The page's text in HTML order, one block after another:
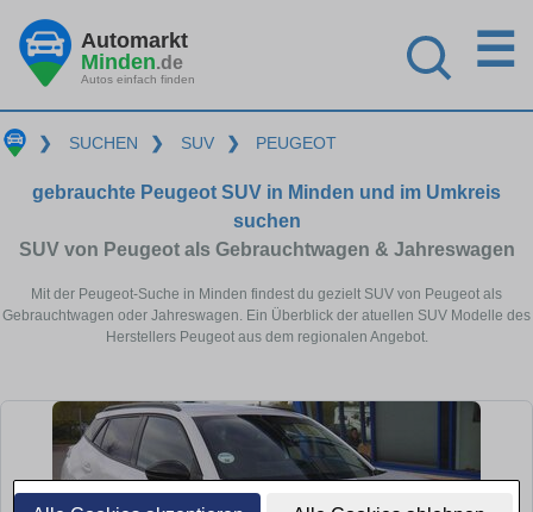
Automarkt
Minden.de
Autos einfach finden
☰
❯ SUCHEN ❯ SUV ❯ PEUGEOT
gebrauchte Peugeot SUV in Minden und im Umkreis
suchen
SUV von Peugeot als Gebrauchtwagen & Jahreswagen
Mit der Peugeot-Suche in Minden findest du gezielt SUV von Peugeot als
Gebrauchtwagen oder Jahreswagen. Ein Überblick der atuellen SUV Modelle des
Herstellers Peugeot aus dem regionalen Angebot.